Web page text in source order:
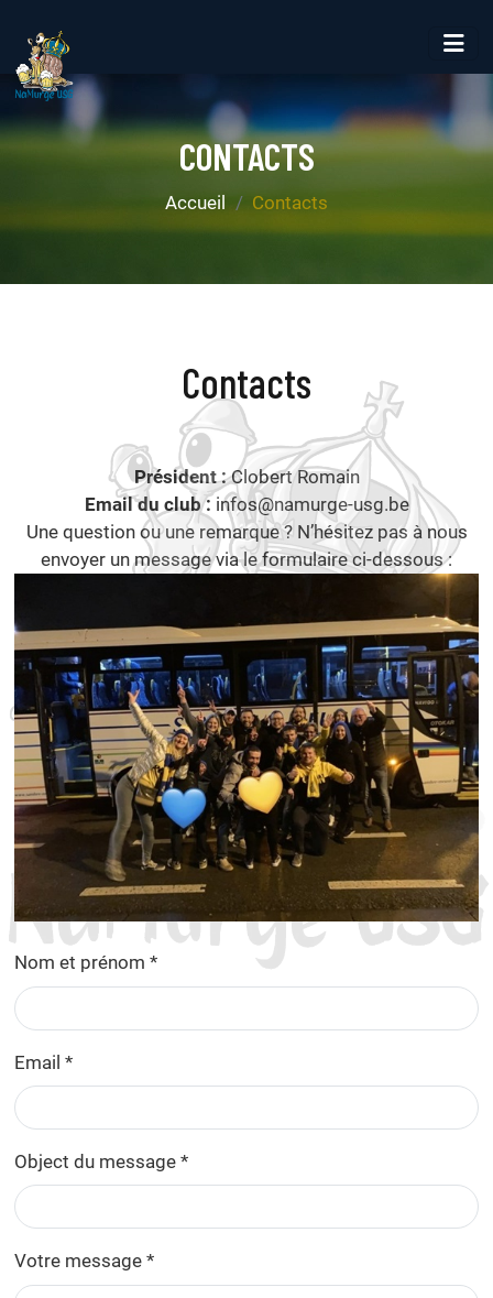
CONTACTS
Accueil Contacts
Contacts
Président :Clobert Romain
Email du club : infos@namurge-usg.be
Une question ou une remarque ? N’hésitez pas à nous
envoyer un message via le formulaire ci-dessous :
Nom et prénom *
Email *
Object du message *
Votre message *